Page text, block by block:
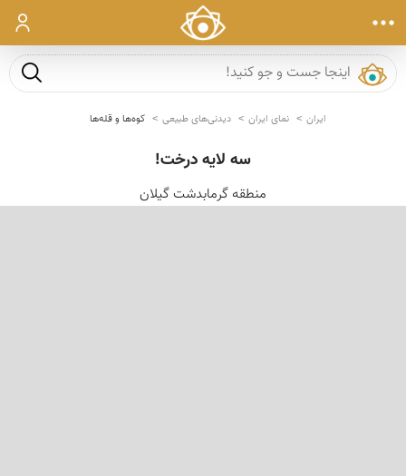
ورود
جست و
ایران نمای ایران دیدنی‌های طبیعی کوه‌ها و قله‌ها
سه لایه درخت!
منطقه گرمابدشت گیلان